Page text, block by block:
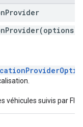
Provider
véhicules suivis par